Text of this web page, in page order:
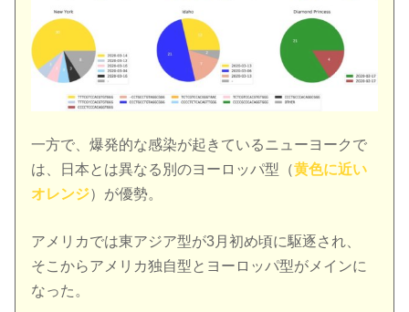
一方で、爆発的な感染が起きているニューヨークで
は、日本とは異なる別のヨーロッパ型（黄色に近い
オレンジ）が優勢。
アメリカでは東アジア型が3月初め頃に駆逐され、
そこからアメリカ独自型とヨーロッパ型がメインに
なった。